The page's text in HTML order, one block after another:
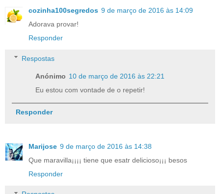
cozinha100segredos 9 de março de 2016 às 14:09
Adorava provar!
Responder
Respostas
Anónimo 10 de março de 2016 às 22:21
Eu estou com vontade de o repetir!
Responder
Marijose 9 de março de 2016 às 14:38
Que maravilla¡¡¡¡ tiene que esatr delicioso¡¡¡ besos
Responder